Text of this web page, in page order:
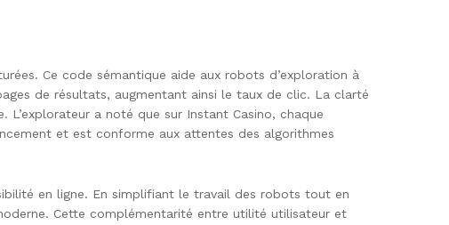
Ce code sémantique aide aux robots d’exploration à
de résultats, augmentant ainsi le taux de clic. La clarté
a noté que sur Instant Casino, chaque
et est conforme aux attentes des algorithmes
en ligne. En simplifiant le travail des robots tout en
Cette complémentarité entre utilité utilisateur et